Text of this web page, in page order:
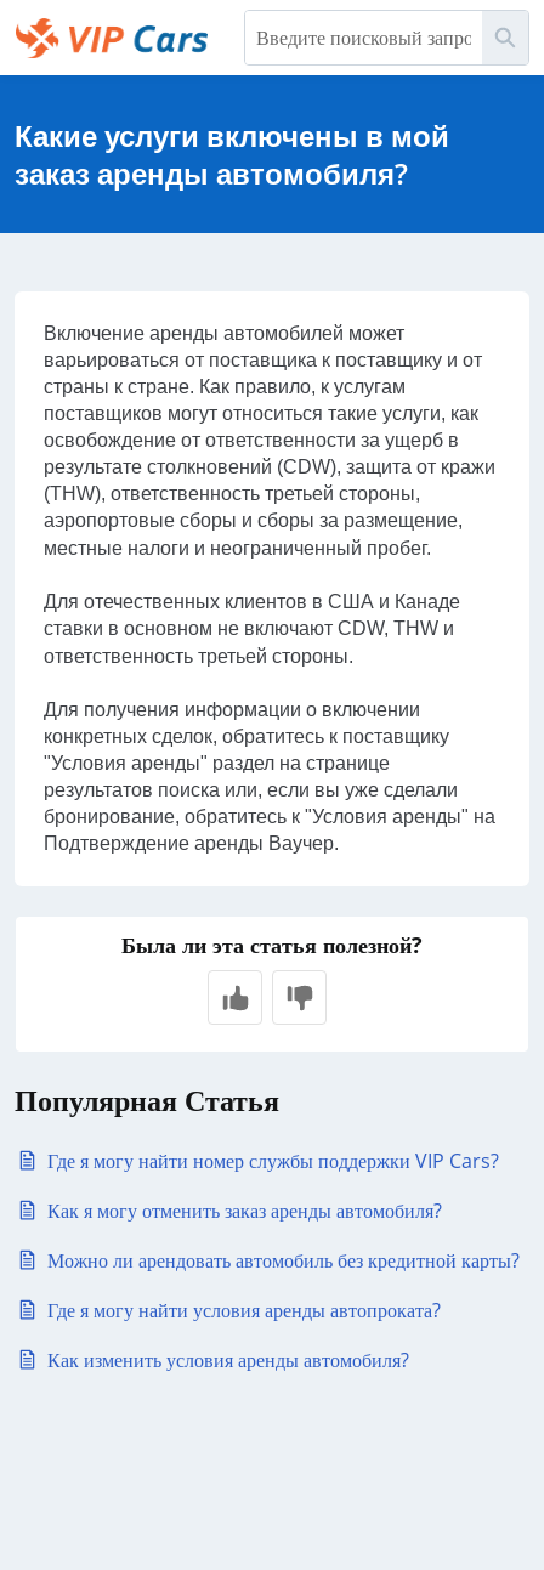
Перейти
к
основному
Help Center - начальная страница
Какие услуги включены в мой
заказ аренды автомобиля?
Включение аренды автомобилей может
варьироваться от поставщика к поставщику и от
страны к стране. Как правило, к услугам
поставщиков могут относиться такие услуги, как
освобождение от ответственности за ущерб в
результате столкновений (CDW), защита от кражи
(THW), ответственность третьей стороны,
аэропортовые сборы и сборы за размещение,
местные налоги и неограниченный пробег.
Для отечественных клиентов в США и Канаде
ставки в основном не включают CDW, THW и
ответственность третьей стороны.
Для получения информации о включении
конкретных сделок, обратитесь к поставщику
"Условия аренды" раздел на странице
результатов поиска или, если вы уже сделали
бронирование, обратитесь к "Условия аренды" на
Подтверждение аренды Ваучер.
Была ли эта статья полезной?
Популярная Статья
Где я могу найти номер службы поддержки VIP Cars?
Как я могу отменить заказ аренды автомобиля?
Можно ли арендовать автомобиль без кредитной карты?
Где я могу найти условия аренды автопроката?
Как изменить условия аренды автомобиля?